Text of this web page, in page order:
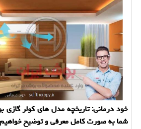
خود درمانی: تاریخچه مدل های كولر
شما به صورت كامل معرفی و توضیح